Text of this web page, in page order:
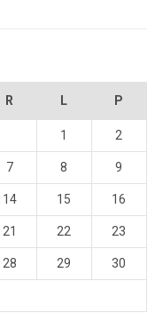
R L P
1 2
7 8 9
14 15 16
21 22 23
28 29 30